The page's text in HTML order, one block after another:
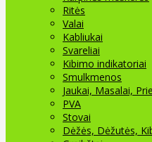
Ritės
Valai
Kabliukai
Svareliai
Kibimo indikatoriai
Smulkmenos
Jaukai, Masalai,
PVA
Stovai
Dėžės, Dėžutės,